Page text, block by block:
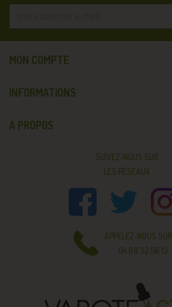
MON COMPTE
INFORMATIONS
A PROPOS
SUIVEZ-NOUS SUR
LES RÉSEAUX
APPELEZ-NOUS
04 69 32 58 13